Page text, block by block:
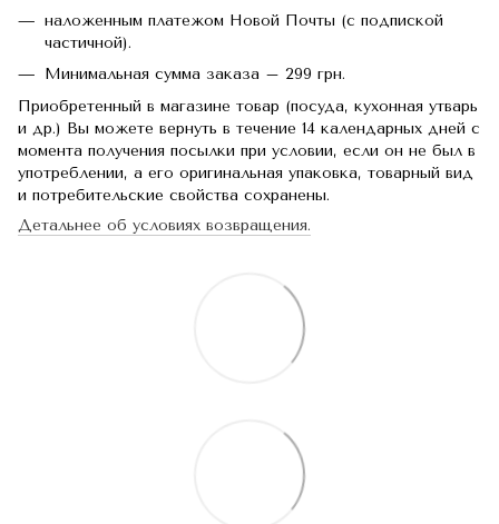
наложенным платежом Новой Почты (с подпиской
частичной).
Минимальная сумма заказа – 299 грн.
Приобретенный в магазине товар (посуда, кухонная утварь
и др.) Вы можете вернуть в течение 14 календарных дней с
момента получения посылки при условии, если он не был в
употреблении, а его оригинальная упаковка, товарный вид
и потребительские свойства сохранены.
Детальнее об условиях возвращения.